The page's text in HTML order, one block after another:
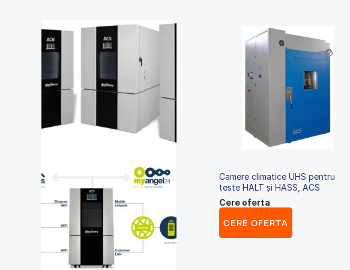
Camere climatice UHS pentru
teste HALT și HASS, ACS
Cere oferta
CERE OFERTA